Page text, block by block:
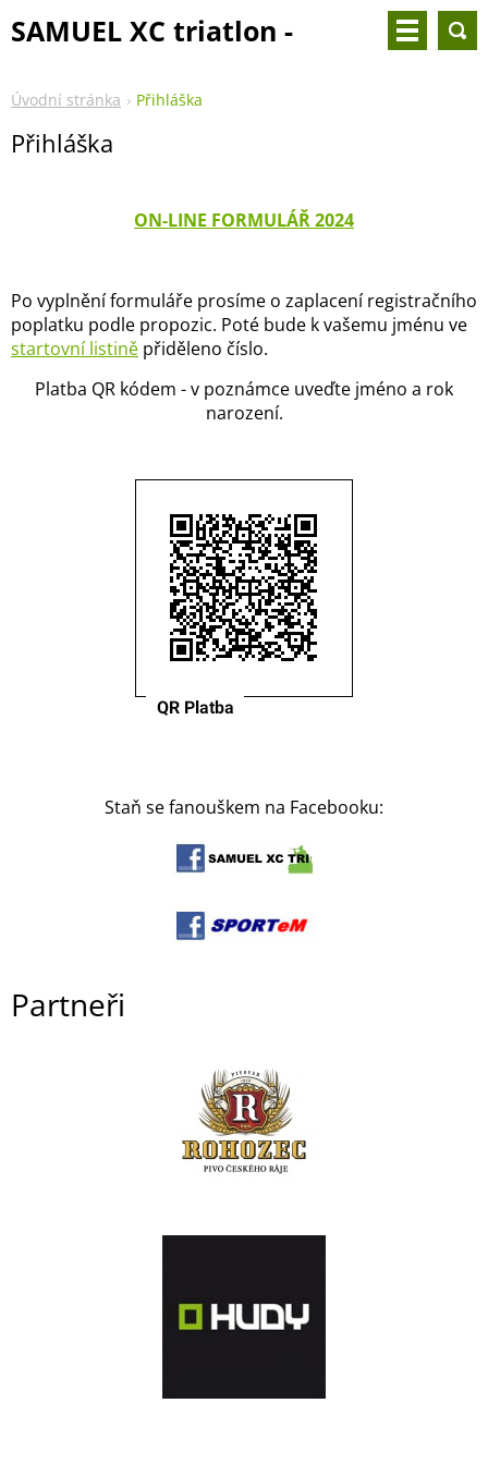
SAMUEL XC triatlon -
Úvodní stránka Přihláška
Přihláška
ON-LINE FORMULÁŘ 2024
Po vyplnění formuláře prosíme o zaplacení registračního
poplatku podle propozic. Poté bude k vašemu jménu ve
startovní listině přiděleno číslo.
Platba QR kódem - v poznámce uveďte jméno a rok
narození.
Staň se fanouškem na Facebooku:
Partneři